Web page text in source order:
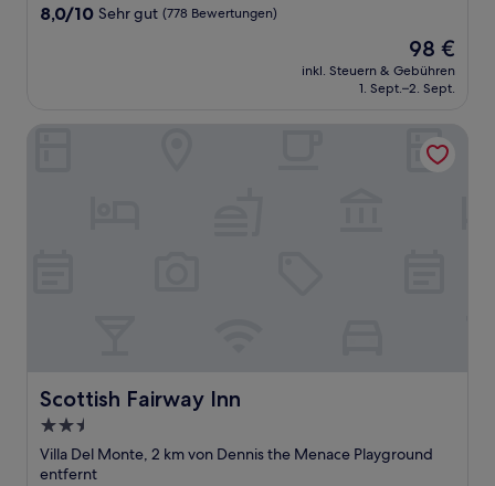
8.0
Bewertungen)
8,0/10 Sehr gut (778 Bewertungen)
Der
Preis
beträgt
98 €
inkl. Steuern & Gebühren
1. Sept.–2. Sept.
Scottish Fairway Inn
Scottish Fairway Inn
2.5-
Sterne-
Unterkunft
Villa Del Monte, 2 km von Dennis the Menace Playground
entfernt